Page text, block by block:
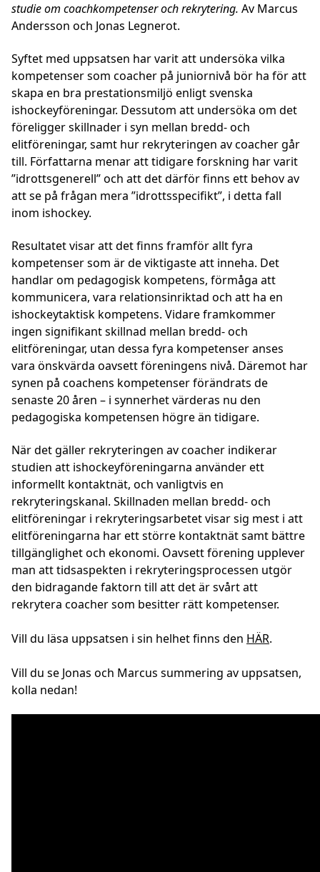
studie om coachkompetenser och rekrytering. Av Marcus
Andersson och Jonas Legnerot.
Syftet med uppsatsen har varit att undersöka vilka
kompetenser som coacher på juniornivå bör ha för att
skapa en bra prestationsmiljö enligt svenska
ishockeyföreningar. Dessutom att undersöka om det
föreligger skillnader i syn mellan bredd- och
elitföreningar, samt hur rekryteringen av coacher går
till. Författarna menar att tidigare forskning har varit
”idrottsgenerell” och att det därför finns ett behov av
att se på frågan mera ”idrottsspecifikt”, i detta fall
inom ishockey.
Resultatet visar att det finns framför allt fyra
kompetenser som är de viktigaste att inneha. Det
handlar om pedagogisk kompetens, förmåga att
kommunicera, vara relationsinriktad och att ha en
ishockeytaktisk kompetens. Vidare framkommer
ingen signifikant skillnad mellan bredd- och
elitföreningar, utan dessa fyra kompetenser anses
vara önskvärda oavsett föreningens nivå. Däremot har
synen på coachens kompetenser förändrats de
senaste 20 åren – i synnerhet värderas nu den
pedagogiska kompetensen högre än tidigare.
När det gäller rekryteringen av coacher indikerar
studien att ishockeyföreningarna använder ett
informellt kontaktnät, och vanligtvis en
rekryteringskanal. Skillnaden mellan bredd- och
elitföreningar i rekryteringsarbetet visar sig mest i att
elitföreningarna har ett större kontaktnät samt bättre
tillgänglighet och ekonomi. Oavsett förening upplever
man att tidsaspekten i rekryteringsprocessen utgör
den bidragande faktorn till att det är svårt att
rekrytera coacher som besitter rätt kompetenser.
Vill du läsa uppsatsen i sin helhet finns den HÄR.
Vill du se Jonas och Marcus summering av uppsatsen,
kolla nedan!